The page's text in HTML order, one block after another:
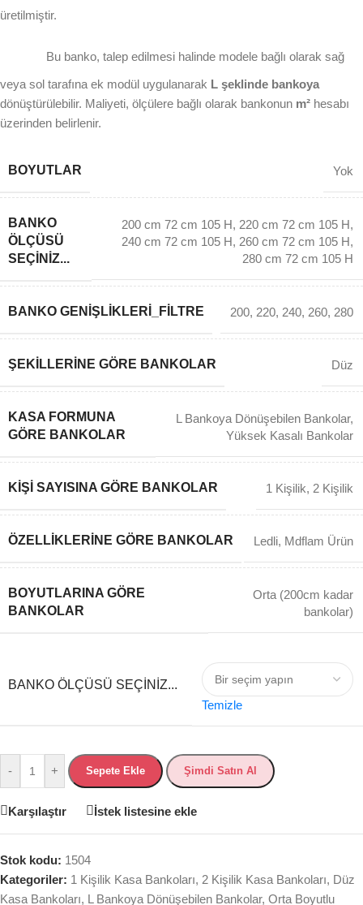
üretilmiştir.
Bu banko, talep edilmesi halinde modele bağlı olarak sağ
veya sol tarafına ek modül uygulanarak L şeklinde bankoya
dönüştürülebilir. Maliyeti, ölçülere bağlı olarak bankonun m² hesabı
üzerinden belirlenir.
BOYUTLAR Yok
BANKO
ÖLÇÜSÜ
SEÇINIZ...
200 cm 72 cm 105 H, 220 cm 72 cm 105 H,
240 cm 72 cm 105 H, 260 cm 72 cm 105 H,
280 cm 72 cm 105 H
BANKO GENIŞLIKLERI_FILTRE 200, 220, 240, 260, 280
ŞEKILLERINE GÖRE BANKOLAR Düz
KASA FORMUNA
GÖRE BANKOLAR
L Bankoya Dönüşebilen Bankolar,
Yüksek Kasalı Bankolar
KIŞI SAYISINA GÖRE BANKOLAR 1 Kişilik, 2 Kişilik
ÖZELLIKLERINE GÖRE BANKOLAR Ledli, Mdflam Ürün
BOYUTLARINA GÖRE
BANKOLAR
Orta (200cm kadar
bankolar)
BANKO ÖLÇÜSÜ SEÇINIZ...
Temizle
- + Sepete Ekle Şimdi Satın Al
Karşılaştır İstek listesine ekle
Stok kodu: 1504
Kategoriler: 1 Kişilik Kasa Bankoları, 2 Kişilik Kasa Bankoları, Düz
Kasa Bankoları, L Bankoya Dönüşebilen Bankolar, Orta Boyutlu